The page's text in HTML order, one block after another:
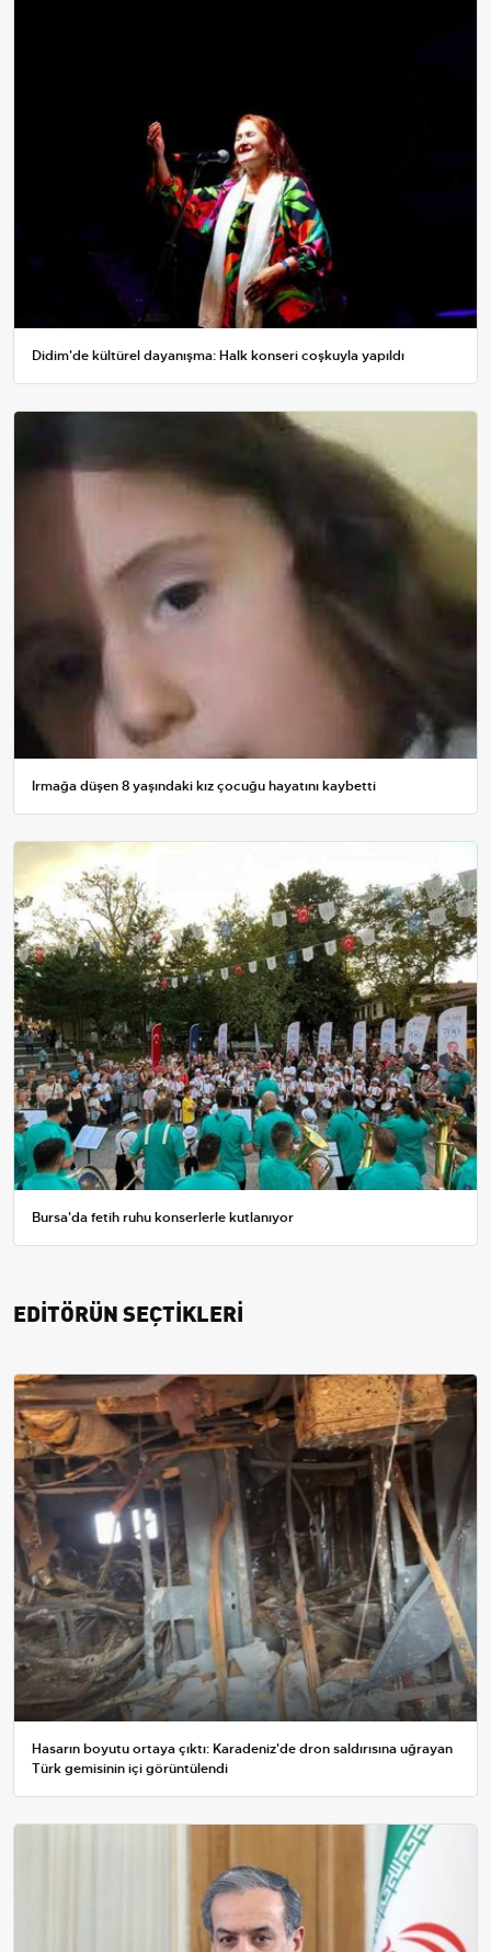
Didim'de kültürel dayanışma: Halk konseri coşkuyla yapıldı
Irmağa düşen 8 yaşındaki kız çocuğu hayatını kaybetti
Bursa'da fetih ruhu konserlerle kutlanıyor
EDİTÖRÜN SEÇTİKLERİ
Hasarın boyutu ortaya çıktı: Karadeniz'de dron saldırısına uğrayan
Türk gemisinin içi görüntülendi